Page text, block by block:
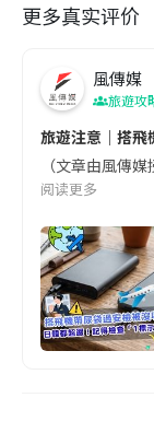
更多真实评价
風傳媒
旅遊攻
旅遊注意｜搭
（文章由風傳
阅读更多